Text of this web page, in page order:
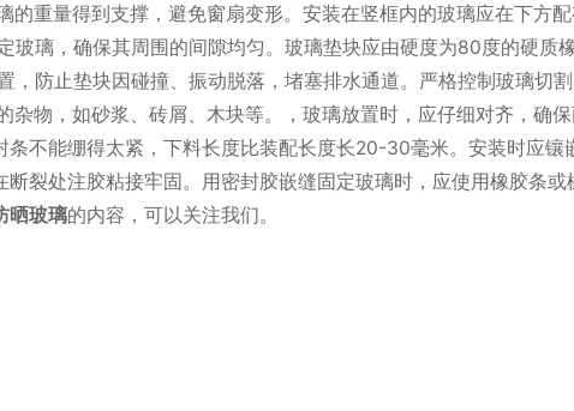
的重量得到支撑，避免窗扇变形。安装在竖框内的玻璃应在下方
玻璃，确保其周围的间隙均匀。玻璃垫块应由硬度为80度的硬
防止垫块因碰撞、振动脱落，堵塞排水通道。严格控制玻璃切
物，如砂浆、砖屑、木块等。，玻璃放置时，应仔细对齐，确保
不能绷得太紧，下料长度比装配长度长20-30毫米。安装时应
裂处注胶粘接牢固。用密封胶嵌缝固定玻璃时，应使用橡胶条
晒玻璃的内容，可以关注我们。